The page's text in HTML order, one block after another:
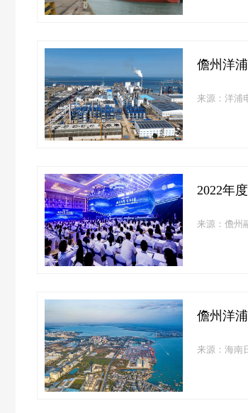
儋州洋
来源：洋浦
2022年
来源：儋州
儋州洋
来源：海南